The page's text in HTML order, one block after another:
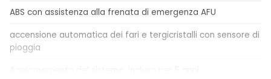
ABS con assistenza alla frenata di emergenza AFU
accensione automatica dei fari e tergicristalli con sensore di
pioggia